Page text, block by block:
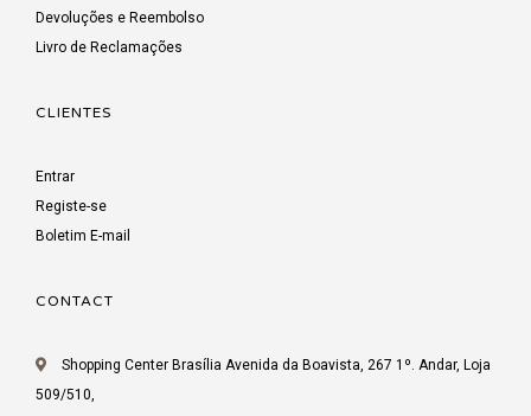
Devoluções e Reembolso
Livro de Reclamações
CLIENTES
Entrar
Registe-se
Boletim E-mail
CONTACT
Shopping Center Brasília Avenida da Boavista, 267 1º. Andar, Loja
509/510,